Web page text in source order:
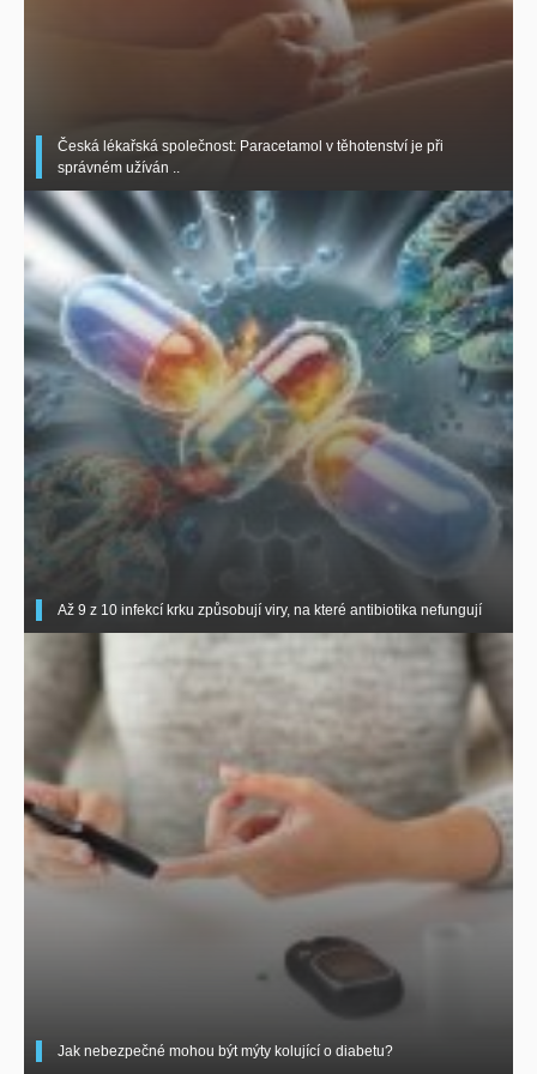
Česká lékařská společnost: Paracetamol v těhotenství je při
správném užíván ..
Až 9 z 10 infekcí krku způsobují viry, na které antibiotika nefungují
Jak nebezpečné mohou být mýty kolující o diabetu?